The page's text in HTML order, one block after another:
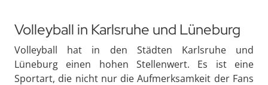
Volleyball in Karlsruhe und Lüneburg
Volleyball hat in den Städten Karlsruhe und
Lüneburg einen hohen Stellenwert. Es ist eine
Sportart, die nicht nur die Aufmerksamkeit der Fans